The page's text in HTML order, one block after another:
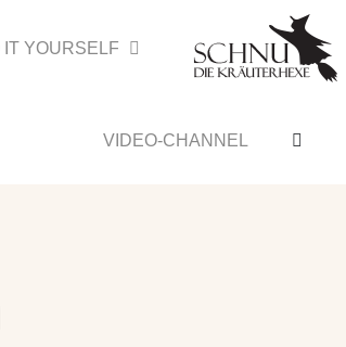
IT YOURSELF
VIDEO-CHANNEL